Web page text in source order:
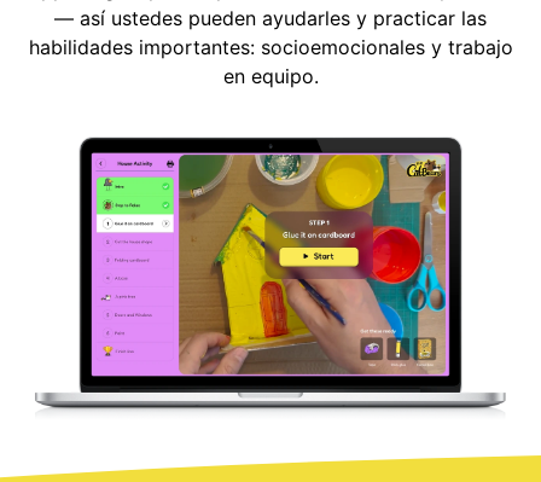
— así ustedes pueden ayudarles y practicar las
habilidades importantes: socioemocionales y trabajo
en equipo.